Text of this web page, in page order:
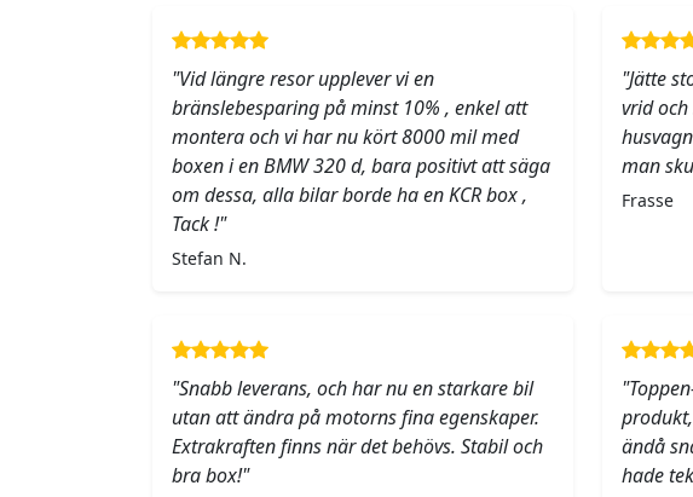
"Vid längre resor upplever vi en
bränslebesparing på minst 10% , enkel att
montera och vi har nu kört 8000 mil med
boxen i en BMW 320 d, bara positivt att säga
om dessa, alla bilar borde ha en KCR box ,
Tack !"
Stefan N.
"Jätte
vrid
man
Frasse
"Snabb leverans, och har nu en starkare bil
utan att ändra på motorns fina egenskaper.
Extrakraften finns när det behövs. Stabil och
bra box!"
ändå
hade